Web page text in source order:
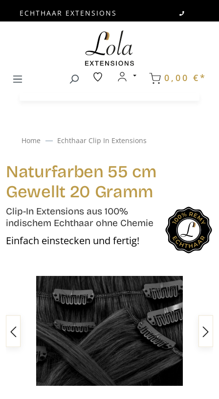
ECHTHAAR EXTENSIONS
0,00 €*
Home Echthaar Clip In Extensions
Naturfarben 55 cm
Gewellt 20 Gramm
Clip-In Extensions aus 100%
indischem Echthaar ohne Chemie
Einfach einstecken und fertig!
Bildergalerie überspringen